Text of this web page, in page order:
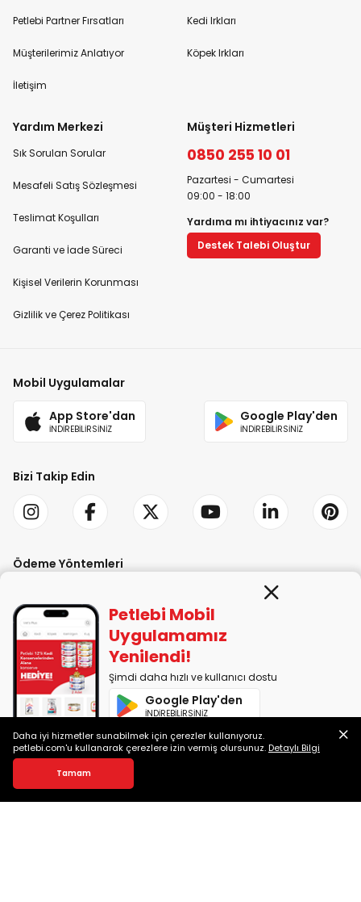
Kedilerin Dişleri Hakkında 8 İlginç Bilgi
Petlebi Partner Fırsatları
Müşterilerimiz Anlatıyor
İletişim
Kedi Irkları
Köpek Irkları
Yardım Merkezi
Sık Sorulan Sorular
Mesafeli Satış Sözleşmesi
Teslimat Koşulları
Garanti ve İade Süreci
Kişisel Verilerin Korunması
Gizlilik ve Çerez Politikası
Müşteri Hizmetleri
0850 255 10 01
Pazartesi - Cumartesi
09:00 - 18:00
Yardıma mı ihtiyacınız var?
Destek Talebi Oluştur
Mobil Uygulamalar
App Store'dan
İNDİREBİLİRSİNİZ
Google Play'den
İNDİREBİLİRSİNİZ
Bizi Takip Edin
Ödeme Yöntemleri
Güvenilir Alışveriş
PETLEBİ EVCİL HAYVAN ÜRÜNLERİ PAZ. SAN. TİC. LTD. ŞTİ. Alaşarköy Mah.
1. Alaşar Cad. No: 9 Osmangazi/Bursa
Petlebi Mobil
Uygulamamız
Yenilendi!
Şimdi daha hızlı ve kullanıcı dostu
Google Play'den
İNDİREBİLİRSİNİZ
App Store'dan
Daha iyi hizmetler sunabilmek için çerezler kullanıyoruz.
petlebi.com'u kullanarak çerezlere izin vermiş olursunuz.Detaylı Bilgi
Tamam